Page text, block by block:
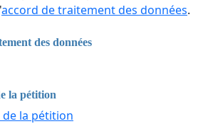
accord de traitement des données.
des données
la pétition
la pétition